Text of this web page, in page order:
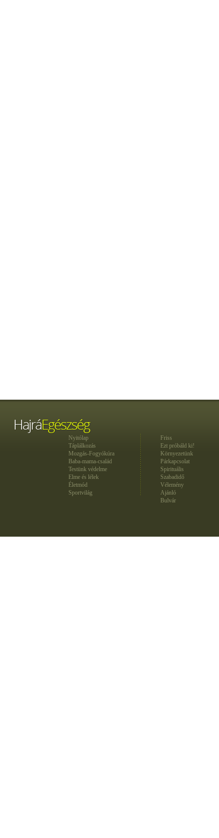
Nyitólap
Táplálkozás
Mozgás-Fogyókúra
Baba-mama-család
Testünk védelme
Elme és lélek
Életmód
Sportvilág
Friss
Ezt próbáld ki!
Környezetünk
Párkapcsolat
Spirituális
Szabadidő
Vélemény
Ajánló
Bulvár